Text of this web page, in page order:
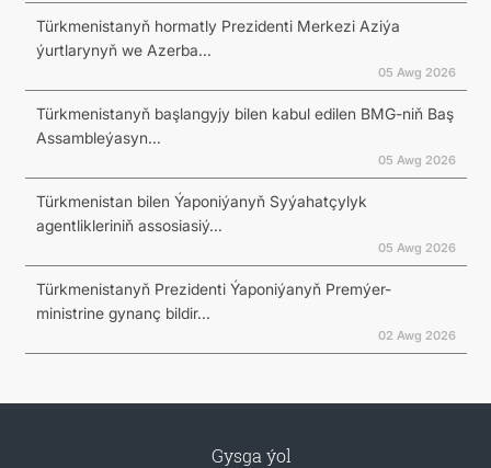
Türkmenistanyň hormatly Prezidenti Merkezi Aziýa
ýurtlarynyň we Azerba...
05 Awg 2026
Türkmenistanyň başlangyjy bilen kabul edilen BMG-niň Baş
Assambleýasyn...
05 Awg 2026
Türkmenistan bilen Ýaponiýanyň Syýahatçylyk
agentlikleriniň assosiasiý...
05 Awg 2026
Türkmenistanyň Prezidenti Ýaponiýanyň Premýer-
ministrine gynanç bildir...
02 Awg 2026
Gysga ýol